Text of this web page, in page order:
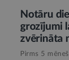
Notāru
grozījumi
zvērināta
Pirms 5